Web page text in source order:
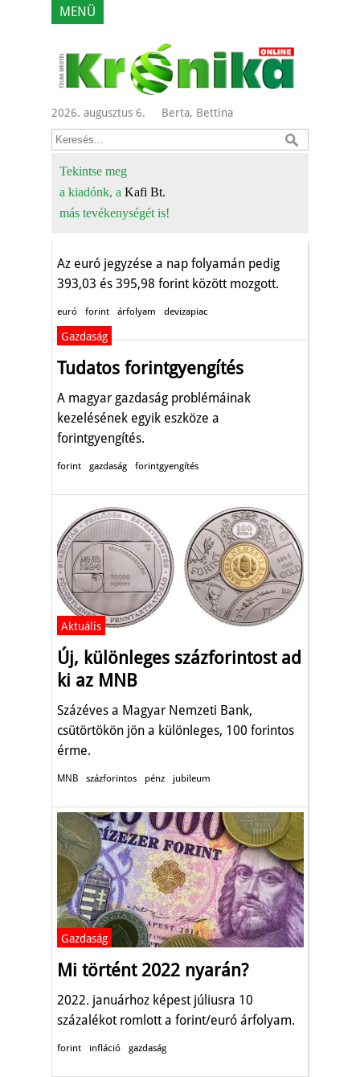
MENÜ
2026. augusztus 6. Berta, Bettina
Tekintse meg
a kiadónk, a Kafi Bt.
más tevékenységét is!
Váratlan fordulat a
devizapiacon,
feltámadt a forint
Az euró jegyzése a nap folyamán pedig
393,03 és 395,98 forint között mozgott.
euró forint árfolyam devizapiac
Gazdaság
Tudatos forintgyengítés
A magyar gazdaság problémáinak
kezelésének egyik eszköze a
forintgyengítés.
forint gazdaság forintgyengítés
Aktuális
Új, különleges százforintost ad
ki az MNB
Százéves a Magyar Nemzeti Bank,
csütörtökön jön a különleges, 100 forintos
érme.
MNB százforintos pénz jubileum
Gazdaság
Mi történt 2022 nyarán?
2022. januárhoz képest júliusra 10
százalékot romlott a forint/euró árfolyam.
forint infláció gazdaság